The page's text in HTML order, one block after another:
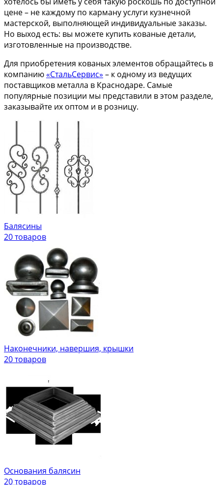
цене – не каждому по карману услуги кузнечной
мастерской, выполняющей индивидуальные заказы.
Но выход есть: вы можете купить кованые детали,
изготовленные на производстве.
Для приобретения кованых элементов обращайтесь в
компанию«СтальСервис» – к одному из ведущих
поставщиков металла в Краснодаре. Самые
популярные позиции мы представили в этом разделе,
заказывайте их оптом и в розницу.
Балясины
20 товаров
Наконечники, навершия, крышки
20 товаров
Основания балясин
20 товаров